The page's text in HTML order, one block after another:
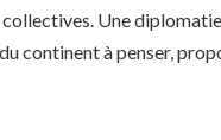
Une
continent à penser,